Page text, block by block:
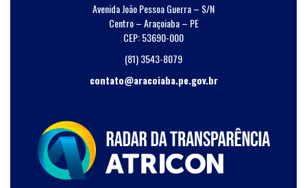
Avenida João Pessoa Guerra – S/N
Centro – Araçoiaba – PE
CEP: 53690-000
(81) 3543-8079
contato@aracoiaba.pe.gov.br